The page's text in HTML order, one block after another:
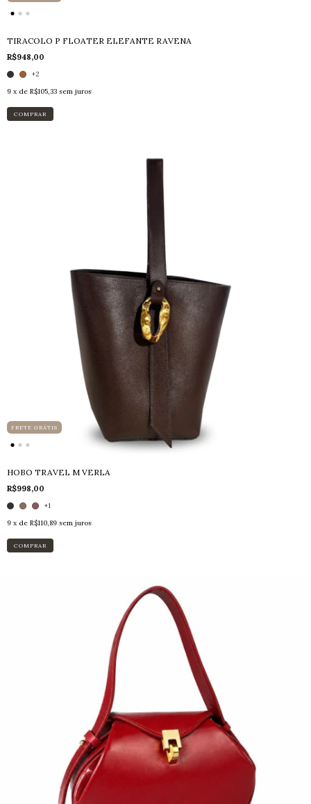
TIRACOLO P FLOATER ELEFANTE RAVENA
R$948,00
+2
9 x de R$105,33 sem juros
COMPRAR
FRETE GRÁTIS
HOBO TRAVEL M VERLA
R$998,00
+1
9 x de R$110,89 sem juros
COMPRAR